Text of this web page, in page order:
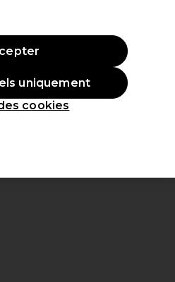
Se connecter
Les Prix Professionnels
cookies
uniquement